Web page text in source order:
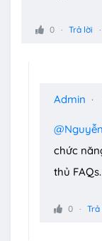
0 Trả lời
Admin
chức
thủ
0 Trả